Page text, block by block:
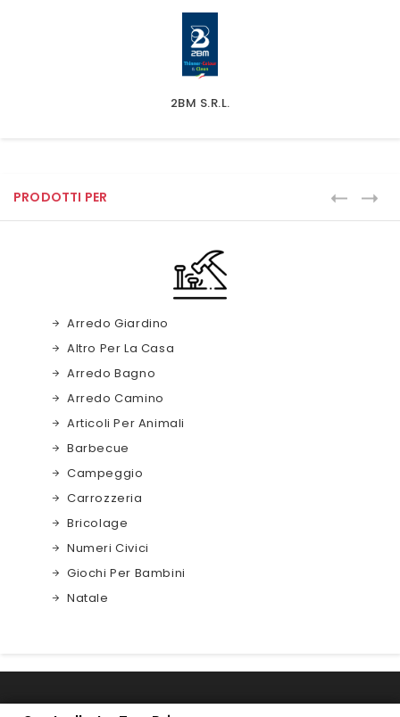
2BM S.r.l.
PRODOTTI PER
Arredo Giardino
Altro Per La Casa
Arredo Bagno
Arredo Camino
Articoli Per Animali
Barbecue
Campeggio
Carrozzeria
Bricolage
Numeri Civici
Giochi Per Bambini
Natale